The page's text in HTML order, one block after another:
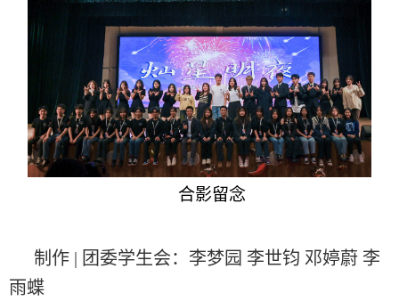
合影留念
制作 | 团委学生会：李梦园 李世钧 邓婷蔚 李
雨蝶